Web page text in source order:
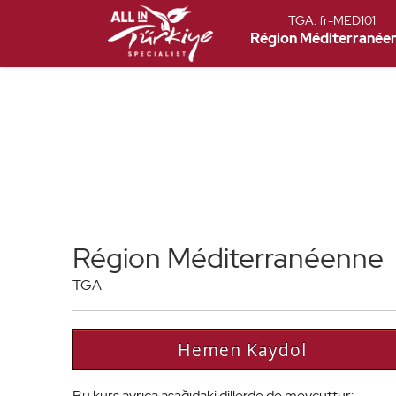
TGA: fr-MED101
Région
Région Méditerranéenne
TGA
Hemen Kaydol